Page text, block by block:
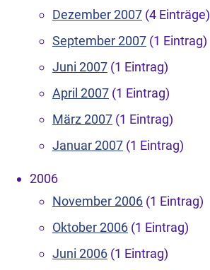
Dezember 2007 (4 Einträge)
September 2007 (1 Eintrag)
Juni 2007 (1 Eintrag)
April 2007 (1 Eintrag)
März 2007 (1 Eintrag)
Januar 2007 (1 Eintrag)
2006
November 2006 (1 Eintrag)
Oktober 2006 (1 Eintrag)
Juni 2006 (1 Eintrag)